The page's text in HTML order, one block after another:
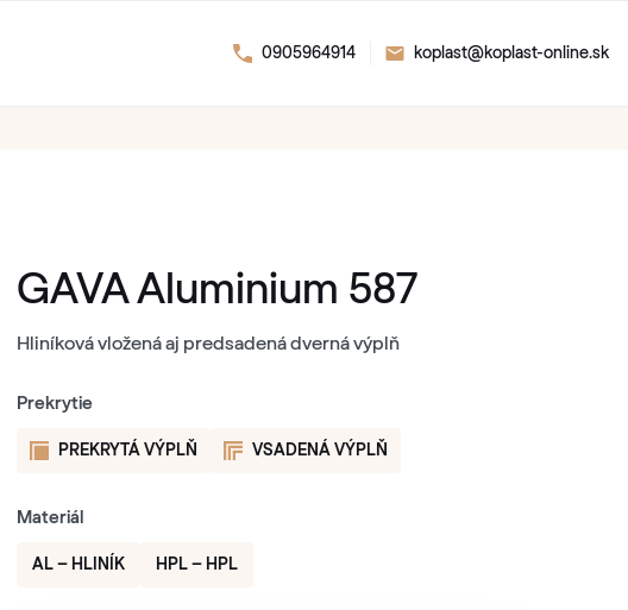
0905964914 koplast@koplast-online.sk
GAVA Aluminium 587
Hliníková vložená aj predsadená dverná výplň
Prekrytie
PREKRYTÁ VÝPLŇ VSADENÁ VÝPLŇ
Materiál
AL – HLINÍK HPL – HPL